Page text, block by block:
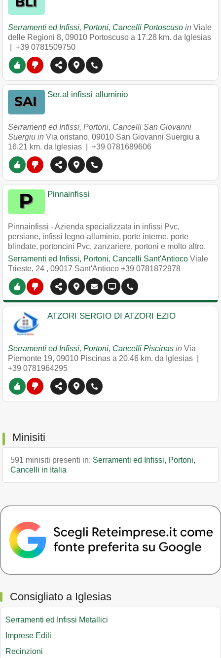
Serramenti ed Infissi, Portoni, Cancelli Portoscuso in Viale
delle Regioni 8, 09010 Portoscuso a 17.28 km. da Iglesias
+39 0781509750
Ser.al infissi alluminio
Serramenti ed Infissi, Portoni, Cancelli San Giovanni
Suergiu in Via oristano, 09010 San Giovanni Suergiu a
16.21 km. da Iglesias | +39 0781689606
Pinnainfissi
Pinnainfissi - Azienda specializzata in infissi Pvc,
persiane, infissi legno-alluminio, porte interne, porte
blindate, portoncini Pvc, zanzariere, portoni e molto altro.
Serramenti ed Infissi, Portoni, Cancelli Sant'Antioco Viale
Trieste, 24 , 09017 Sant'Antioco +39 0781872978
ATZORI SERGIO DI ATZORI EZIO
Serramenti ed Infissi, Portoni, Cancelli Piscinas in Via
Piemonte 19, 09010 Piscinas a 20.46 km. da Iglesias |
+39 0781964295
Minisiti
591 minisiti presenti in: Serramenti ed Infissi, Portoni,
Cancelli in Italia
Consigliato a Iglesias
Serramenti ed Infissi Metallici
Imprese Edili
Recinzioni